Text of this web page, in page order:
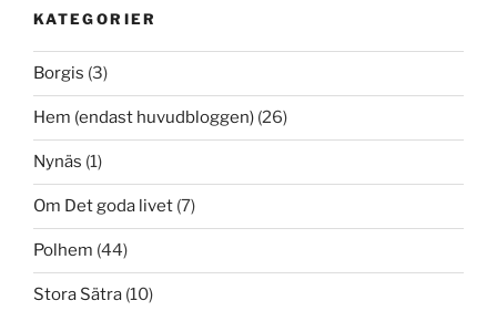
KATEGORIER
Borgis (3)
Hem (endast huvudbloggen) (26)
Nynäs (1)
Om Det goda livet (7)
Polhem (44)
Stora Sätra (10)